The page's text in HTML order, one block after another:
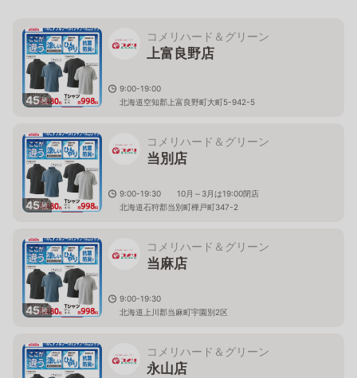
45枚
コメリハード＆グリーン
上富良野店
9:00-19:00
北海道空知郡上富良野町大町5-942-5
45枚
コメリハード＆グリーン
当別店
9:00-19:30 10月～3月は19:00閉店
北海道石狩郡当別町樺戸町347-2
45枚
コメリハード＆グリーン
当麻店
9:00-19:30
北海道上川郡当麻町宇園別2区
コメリハード＆グリーン
永山店